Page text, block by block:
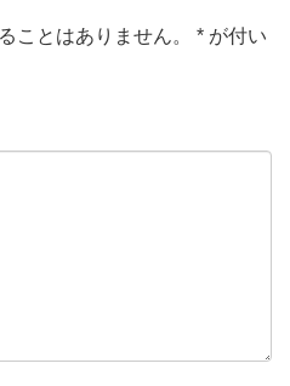
ことはありません。 * が付い